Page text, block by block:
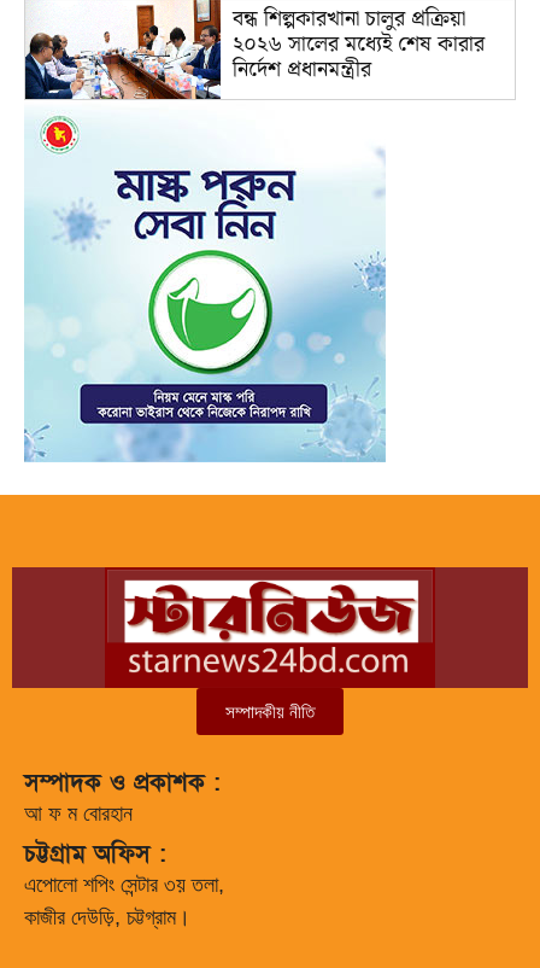
বন্ধ শিল্পকারখানা চালুর প্রক্রিয়া
২০২৬ সালের মধ্যেই শেষ কারার
নির্দেশ প্রধানমন্ত্রীর
সম্পাদকীয় নীতি
সম্পাদক ও প্রকাশক :
আ ফ ম বোরহান
চট্টগ্রাম অফিস :
এপোলো শপিং সেন্টার ৩য় তলা,
কাজীর দেউড়ি, চট্টগ্রাম।